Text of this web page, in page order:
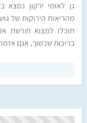
גן לאומי ירקון
מהריאות הירוקות של
תוכלו למצוא חורשת
בריכות שכשוך, אגם